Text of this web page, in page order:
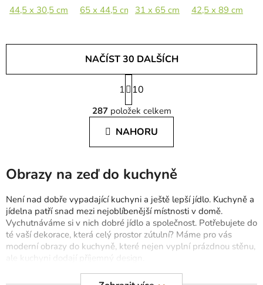
44,5 x 30,5 cm 65 x 44,5 cm 89 x 61 cm
31 x 65 cm 42,5 x 89 cm
O
v
l
á
d
c
p
r
v
k
ý
NAČÍST 30 DALŠÍCH
S
t
r
á
k
o
n
1 10
287položek celkem
NAHORU
Obrazy na zeď do kuchyně
Není nad dobře vypadající kuchyni a ještě lepší jídlo. Kuchyně a
jídelna patří snad mezi nejoblíbenější místnosti v domě.
Vychutnáváme si v nich dobré jídlo a společnost. Potřebujete do
té vaší dekorace, která celý prostor zútulní? Máme pro vás
moderní obrazy do kuchyně, které nejen vyplní prázdnou stěnu,
ale kuchyni dodají příjemný design.
Obrazy do jídelny a kuchyněvyrábíme u nás ve drevku na